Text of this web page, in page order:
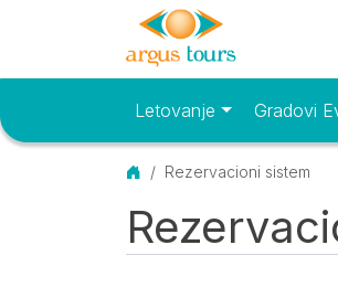
Osnovni meniLetovanje Gradovi
Početna
Rezervacioni sistem